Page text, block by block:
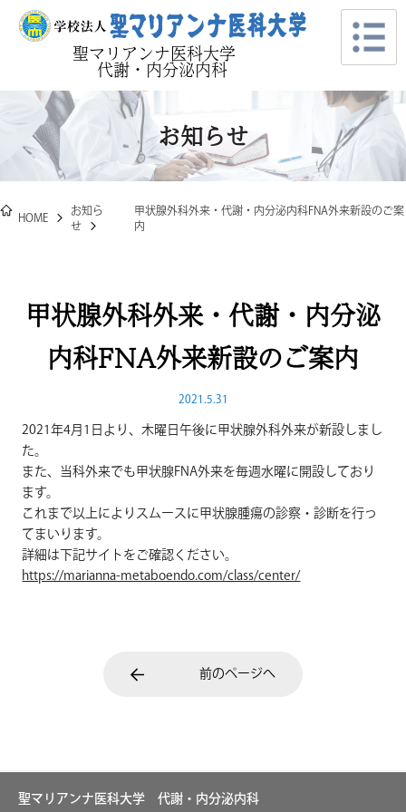
聖マリアンナ医科大学
代謝・内分泌内科
お知らせ
HOME
お知ら
せ
甲状腺外科外来・代謝・内分泌内科FNA外来新設のご案
内
甲状腺外科外来・代謝・内分泌
内科FNA外来新設のご案内
2021.5.31
2021年4月1日より、木曜日午後に甲状腺外科外来が新設しまし
た。
また、当科外来でも甲状腺FNA外来を毎週水曜に開設しており
ます。
これまで以上によりスムースに甲状腺腫瘍の診察・診断を行っ
てまいります。
詳細は下記サイトをご確認ください。
https://marianna-metaboendo.com/class/center/
前のページへ
聖マリアンナ医科大学 代謝・内分泌内科